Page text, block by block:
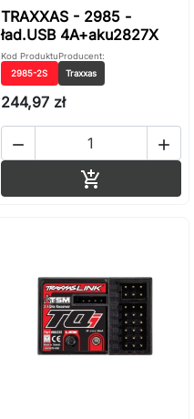
TRAXXAS - 2985 -
ład.USB 4A+aku2827X
Kod Produktu
2985-2S
Producent:
Traxxas
244,97 zł
 
